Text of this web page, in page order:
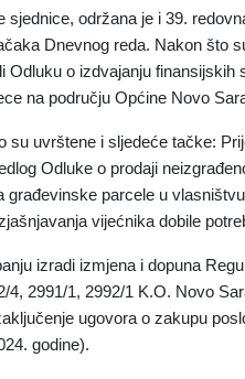
održana je i 39.
Dnevnog reda. Nakon što
Odluku o izdvajanju finansijskih
na području Općine Novo
su uvrštene i sljedeće tačke:
Odluke o prodaji
građevinske parcele u
vijećnika dobile
izradi izmjena i dopuna
4, 2991/1, 2992/1 K.O. Novo
ugovora o zakupu
godine).